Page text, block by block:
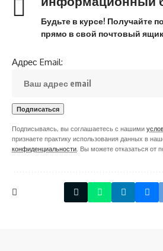
Будьте в курсе! Получайте
прямо в свой почтовый
Адрес Email:
Подписываясь, вы соглашаетесь с нашими
признаете практику использования данных в
конфиденциальности . Вы можете отказаться от